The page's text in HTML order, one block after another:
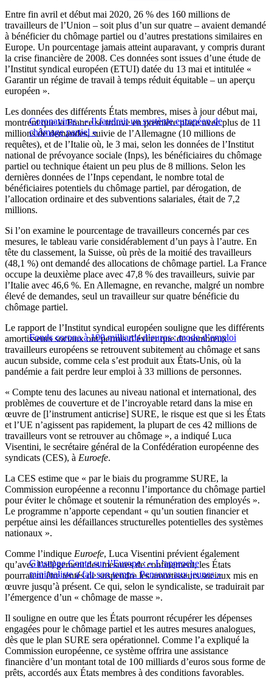
Entre fin avril et début mai 2020, 26 % des 160 millions de
travailleurs de l’Union – soit plus d’un sur quatre – avaient demandé
à bénéficier du chômage partiel ou d’autres prestations similaires en
Europe. Un pourcentage jamais atteint auparavant, y compris durant
la crise financière de 2008. Ces données sont issues d’une étude de
l’Institut syndical européen (ETUI) datée du 13 mai et intitulée «
Garantir un régime de travail à temps réduit équitable – un aperçu
européen ».
Coronavirus : « Il faudrait un système européen de
chômage partiel »
Les données des différents États membres, mises à jour début mai,
montrent que la France se trouve en première place avec plus de 11
millions de demandes, suivie de l’Allemagne (10 millions de
requêtes), et de l’Italie où, le 3 mai, selon les données de l’Institut
national de prévoyance sociale (Inps), les bénéficiaires du chômage
partiel ou technique étaient un peu plus de 8 millions. Selon les
dernières données de l’Inps cependant, le nombre total de
bénéficiaires potentiels du chômage partiel, par dérogation, de
l’allocation ordinaire et des subventions salariales, était de 7,2
millions.
Si l’on examine le pourcentage de travailleurs concernés par ces
mesures, le tableau varie considérablement d’un pays à l’autre. En
tête du classement, la Suisse, où près de la moitié des travailleurs
(48,1 %) ont demandé des allocations de chômage partiel. La France
occupe la deuxième place avec 47,8 % des travailleurs, suivie par
l’Italie avec 46,6 %. En Allemagne, en revanche, malgré un nombre
élevé de demandes, seul un travailleur sur quatre bénéficie du
chômage partiel.
Fonds corona à 100 milliards d’euros : mode d’emploi
Le rapport de l’Institut syndical européen souligne que les différents
amortisseurs sociaux ont permis d’éviter que de nombreux
travailleurs européens se retrouvent subitement au chômage et sans
aucun subside, comme cela s’est produit aux États-Unis, où la
pandémie a fait perdre leur emploi à 33 millions de personnes.
« Compte tenu des lacunes au niveau national et international, des
problèmes de couverture et de l’incroyable retard dans la mise en
œuvre de [l’instrument anticrise] SURE, le risque est que si les États
et l’UE n’agissent pas rapidement, la plupart de ces 42 millions de
travailleurs vont se retrouver au chômage », a indiqué Luca
Visentini, le secrétaire général de la Confédération européenne des
syndicats (CES), à Euroefe.
La CES estime que « par le biais du programme SURE, la
Commission européenne a reconnu l’importance du chômage partiel
pour éviter le chômage et soutenir la rémunération des employés ».
Le programme n’apporte cependant « qu’un soutien financier et
perpétue ainsi les défaillances structurelles potentielles des systèmes
nationaux ».
Giuseppe Conte sur l’Europe : « L’approche
minimaliste a fait son temps. Pensons aux jeunes »
Comme l’indique Euroefe, Luca Visentini prévient également
qu’avec l’allègement des mesures de confinement, les États
pourraient être tentés de suspendre les amortisseurs sociaux mis en
œuvre jusqu’à présent. Ce qui, selon le syndicaliste, se traduirait par
l’émergence d’un « chômage de masse ».
Il souligne en outre que les États pourront récupérer les dépenses
engagées pour le chômage partiel et les autres mesures analogues,
dès que le plan SURE sera opérationnel. Comme l’a expliqué la
Commission européenne, ce système offrira une assistance
financière d’un montant total de 100 milliards d’euros sous forme de
prêts, accordés aux États membres à des conditions favorables.